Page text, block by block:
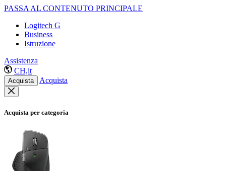
PASSA AL CONTENUTO PRINCIPALE
Logitech G
Business
Istruzione
Assistenza
CH,it
Acquista Acquista
Acquista per categoria